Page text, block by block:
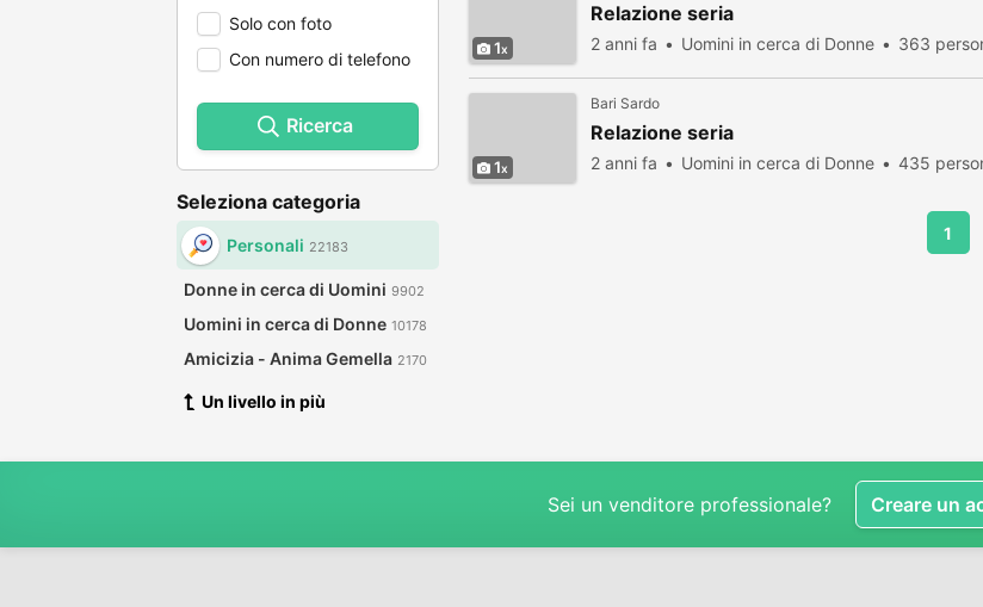
Solo con foto
Con numero di telefono
Ricerca
Seleziona categoria
Personali 22183
Donne in cerca di Uomini 9902
Uomini in cerca di Donne 10178
Amicizia - Anima Gemella 2170
Un livello in più
1
Relazione seria
2 anni fa Uomini in cerca di Donne 363
1
Bari Sardo
Relazione seria
2 anni fa Uomini in cerca di Donne 435
1
Sei un venditore professionale? Creare un